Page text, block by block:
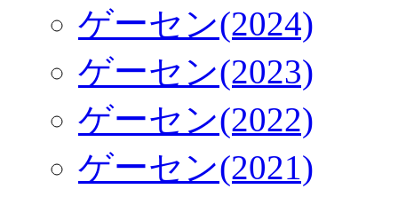
ゲーセン(2024)
ゲーセン(2023)
ゲーセン(2022)
ゲーセン(2021)